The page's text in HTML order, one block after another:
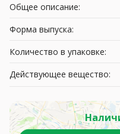
Общее описание:
Форма выпуска:
Количество в упаковке:
Действующее вещество: